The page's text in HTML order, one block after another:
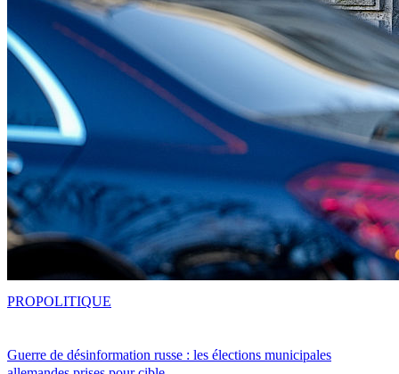
Guerre de désinformation russe : les élections municipales
PROPOLITIQUE